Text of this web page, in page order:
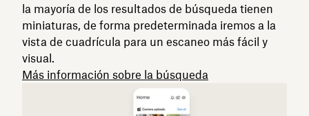
la mayoría de los resultados de búsqueda tienen
miniaturas, de forma predeterminada iremos a la
vista de cuadrícula para un escaneo más fácil y
visual.
Más información sobre la búsqueda